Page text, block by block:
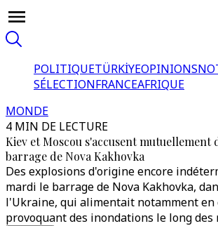
POLITIQUETÜRKİYEOPINIONS
SÉLECTIONFRANCEAFRIQUE
MONDE
4 MIN DE LECTURE
Kiev et Moscou s'accusent
barrage de Nova Kakhovka
Des explosions d'origine encore
mardi le barrage de Nova Kakhovka,
l'Ukraine, qui alimentait notamment en
provoquant des inondations le long des